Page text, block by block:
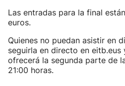
Las entradas para la final
euros.
Quienes no puedan asistir en
seguirla en directo en eitb.eus
ofrecerá la segunda parte de
21:00 horas.